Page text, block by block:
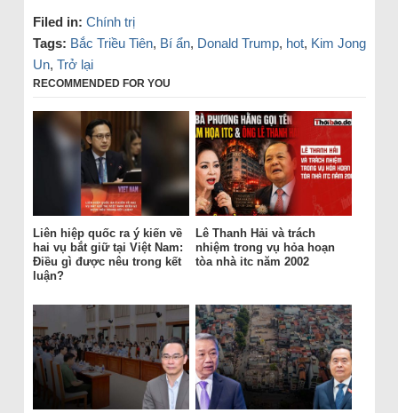
Filed in: Chính trị
Tags: Bắc Triều Tiên, Bí ẩn, Donald Trump, hot, Kim Jong
Un, Trở lại
RECOMMENDED FOR YOU
Liên hiệp quốc ra ý kiến về
hai vụ bắt giữ tại Việt Nam:
Điều gì được nêu trong kết
luận?
Lê Thanh Hải và trách
nhiệm trong vụ hỏa hoạn
tòa nhà itc năm 2002